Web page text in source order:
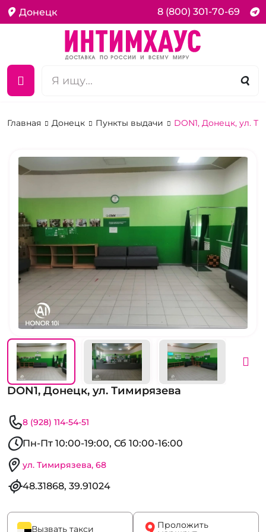
Донецк 8 (800) 301-70-69
Главная Донецк Пункты выдачи DON1, Донецк, ул.
DON1, Донецк, ул. Тимирязева
8 (928) 114-54-51
Пн-Пт 10:00-19:00, Сб 10:00-16:00
ул. Тимирязева, 68
48.31868, 39.91024
Вызвать такси Проложить